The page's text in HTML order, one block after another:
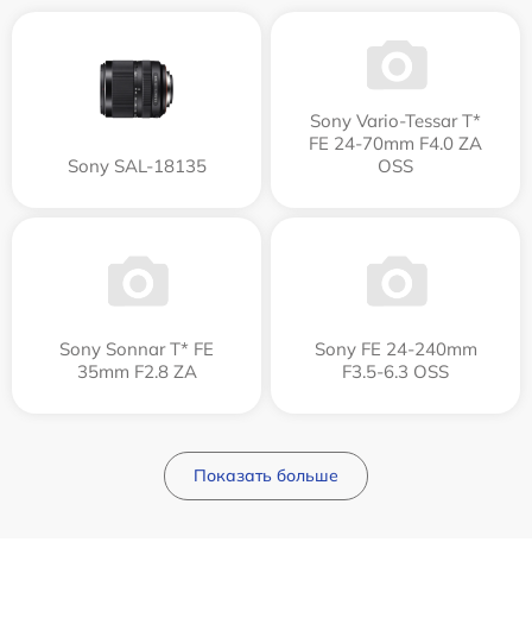
Sony SAL-18135
Sony Vario-Tessar T*
FE 24-70mm F4.0 ZA
OSS
Sony Sonnar T* FE
35mm F2.8 ZA
Sony FE 24-240mm
F3.5-6.3 OSS
Показать больше